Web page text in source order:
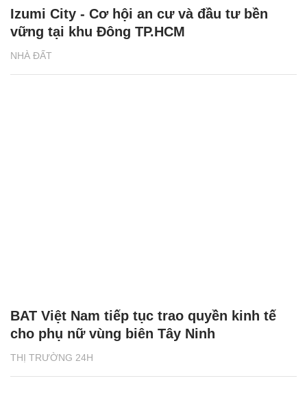
NHÀ ĐẤT
Izumi City - Cơ hội an cư và đầu tư bền
vững tại khu Đông TP.HCM
THỊ TRƯỜNG 24H
BAT Việt Nam tiếp tục trao quyền kinh tế
cho phụ nữ vùng biên Tây Ninh